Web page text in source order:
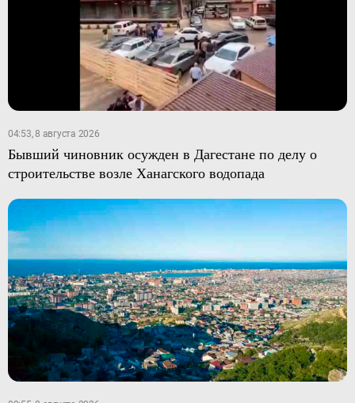
04:53, 8 августа 2026
Бывший чиновник осужден в Дагестане по делу о
строительстве возле Ханагского водопада